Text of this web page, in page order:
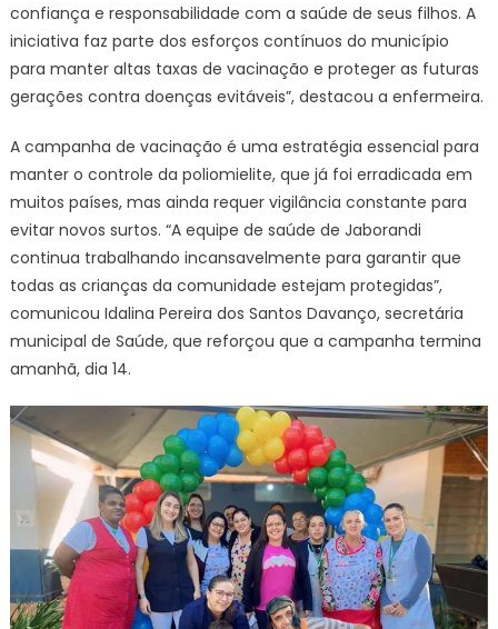
confiança e responsabilidade com a saúde de seus filhos. A
iniciativa faz parte dos esforços contínuos do município
para manter altas taxas de vacinação e proteger as futuras
gerações contra doenças evitáveis”, destacou a enfermeira.
A campanha de vacinação é uma estratégia essencial para
manter o controle da poliomielite, que já foi erradicada em
muitos países, mas ainda requer vigilância constante para
evitar novos surtos. “A equipe de saúde de Jaborandi
continua trabalhando incansavelmente para garantir que
todas as crianças da comunidade estejam protegidas”,
comunicou Idalina Pereira dos Santos Davanço, secretária
municipal de Saúde, que reforçou que a campanha termina
amanhã, dia 14.